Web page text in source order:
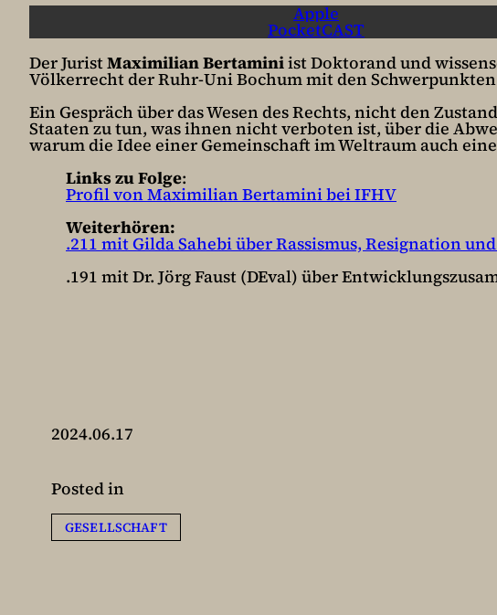
Apple
PocketCAST
Der JuristMaximilian Bertaminiist Doktorand und
Völkerrecht der Ruhr-Uni Bochum mit den
Ein Gespräch über das Wesen des Rechts, nicht den
Staaten zu tun, was ihnen nicht verboten ist, über die
warum die Idee einer Gemeinschaft im Weltraum auch
Links zu Folge:
⁠⁠⁠⁠⁠⁠⁠⁠Profil von Maximilian Bertamini bei IFHV
Weiterhören:
⁠⁠⁠⁠.211 mit Gilda Sahebi über Rassismus, Resignation
⁠.191 mit Dr. Jörg Faust (DEval) über
2024.06.17
Posted in
GESELLSCHAFT